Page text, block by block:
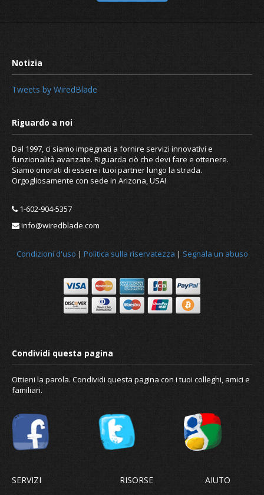
Notizia
Tweets by WiredBlade
Riguardo a noi
Dal 1997, ci siamo impegnati a fornire servizi innovativi e
funzionalità avanzate. Riguarda ciò che devi fare e ottenere.
Siamo onorati di essere i tuoi partner lungo la strada.
Orgogliosamente con sede in Arizona, USA!
1-602-904-5357
info@wiredblade.com
Condizioni d'uso | Politica sulla riservatezza | Segnala un abuso
Ottieni la parola. Condividi questa pagina con i tuoi colleghi, amici e
familiari.
SERVIZI RISORSE AIUTO